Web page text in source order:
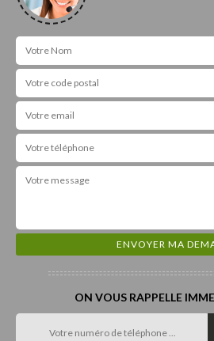
ON VOUS RAPPELLE